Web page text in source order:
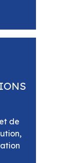
de